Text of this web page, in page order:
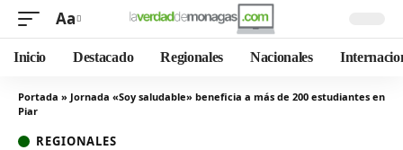
Aa
Inicio Destacado Regionales Nacionales
Portada » Jornada «Soy saludable» beneficia a más de 200 estudiantes en
Piar
REGIONALES